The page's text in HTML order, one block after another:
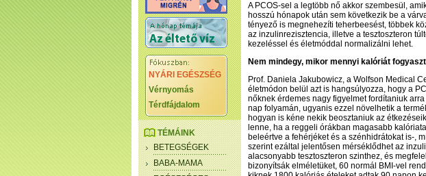
NYÁRI EGÉSZSÉG
Vérnyomás
Térdfájdalom
TÉMÁINK
BETEGSÉGEK
BABA-MAMA
A PCOS-sel a legtöbb nő akkor szembesül,
hosszú hónapok után sem következik be a
tényező is megnehezíti teherbeesést, többek
az inzulinrezisztencia, illetve a tesztoszteron
kezeléssel és életmóddal normalizálni lehet.
Nem mindegy, mikor mennyi kalóriát fogyaszt
Prof. Daniela Jakubowicz, a Wolfson Medical
életmódon belül azt is hangsúlyozza, hogy a
nőknek érdemes nagy figyelmet fordítaniuk
nap folyamán, ugyanis ezzel növelhetik a
hogyan is kéne nekik beosztaniuk az
lenne, ha a reggeli órákban magasabb
beleértve a fehérjéket és a szénhidrátokat is-,
szerint ezáltal jelentősen mérséklődhet az
alacsonyabb tesztoszteron szinthez, és
bizonyítsák elméletüket, 60 normál BMI-vel